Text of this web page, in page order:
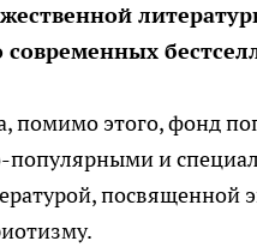
помимо этого, фонд
популярными и
посвященной